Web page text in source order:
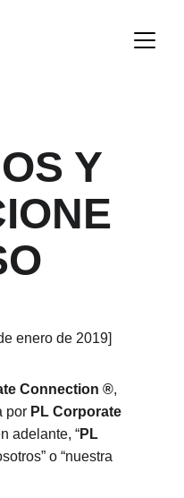
Y
enero de 2019]
Connection ®,
por PL Corporate
adelante, “PL
o “nuestra